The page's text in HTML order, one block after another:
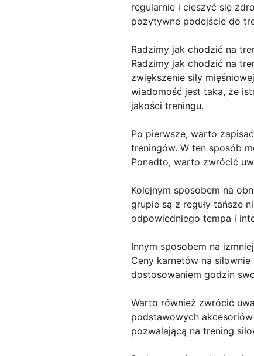
regularnie i cieszyć się
pozytywne podejście do
Radzimy jak chodzić na
Radzimy jak chodzić na
zwiększenie siły
wiadomość jest taka, że
jakości treningu.
Po pierwsze, warto
treningów. W ten sposób
Ponadto, warto zwrócić
Kolejnym sposobem na
grupie są z reguły tańsze
odpowiedniego tempa i
Innym sposobem na
Ceny karnetów na
dostosowaniem godzin
Warto również zwrócić
podstawowych
pozwalającą na trening